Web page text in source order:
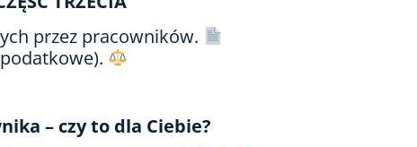
przez pracowników.
– czy to dla Ciebie?